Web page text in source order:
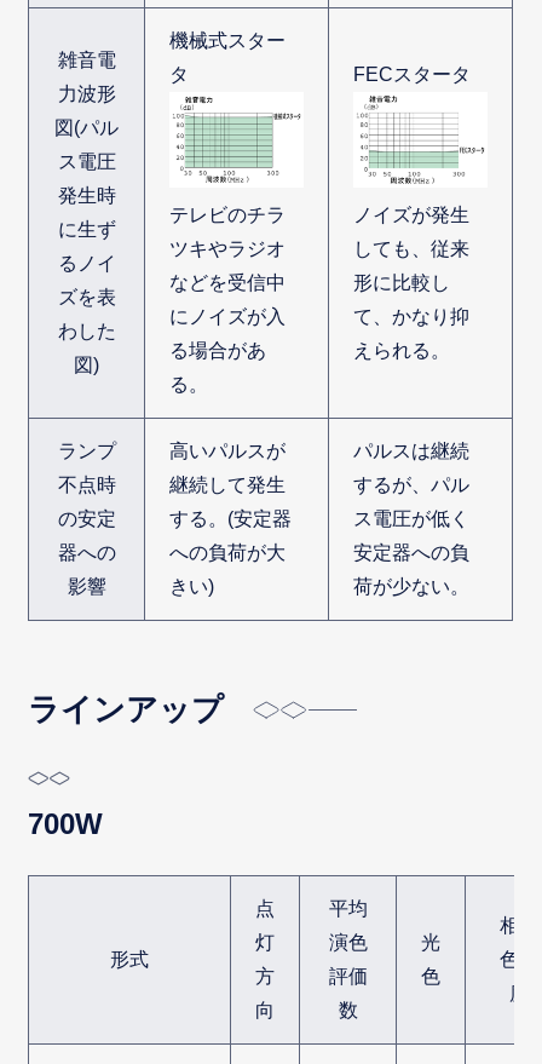
雑音電
力波形
図(パル
ス電圧
発生時
に生ず
るノイ
ズを表
わした
図)
機械式スター
タ
テレビのチラ
ツキやラジオ
などを受信中
にノイズが入
る場合があ
る。
FECスタータ
ノイズが発生
しても、従来
形に比較し
て、かなり抑
えられる。
ランプ
不点時
の安定
器への
影響
高いパルスが
継続して発生
する。(安定器
への負荷が大
きい)
パルスは継続
するが、パル
ス電圧が低く
安定器への負
荷が少ない。
ラインアップ
700W
形式
点
灯
方
向
平均
演色
評価
数
光
色
相関
色温
度